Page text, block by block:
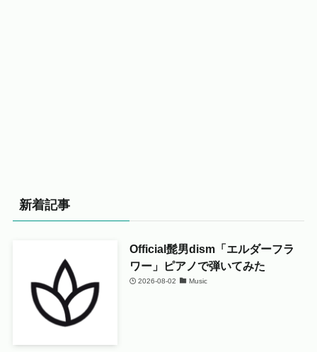
新着記事
Official髭男dism「エルダーフラ
ワー」ピアノで弾いてみた
2026-08-02 Music